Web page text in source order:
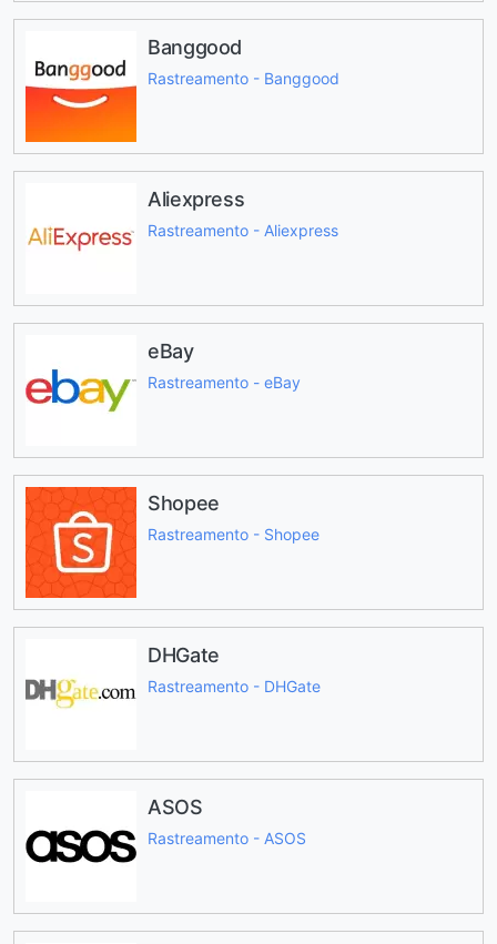
Banggood
Rastreamento - Banggood
Aliexpress
Rastreamento - Aliexpress
eBay
Rastreamento - eBay
Shopee
Rastreamento - Shopee
DHGate
Rastreamento - DHGate
ASOS
Rastreamento - ASOS